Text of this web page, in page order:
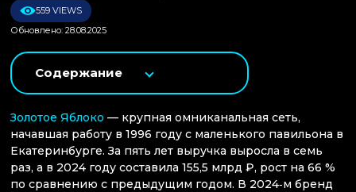
559 VIEWS
Обновлено: 28.08.2025
Содержание
Золотое Яблоко — крупная омниканальная сеть,
начавшая работу в 1996 году с маленького павильона в
Екатеринбурге. За пять лет выручка выросла в семь
раз, а в 2024 году составила 155,5 млрд ₽, рост на 66 %
по сравнению с предыдущим годом. В 2024‑м бренд